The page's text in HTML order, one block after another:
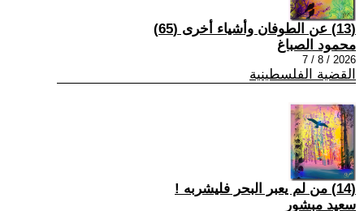
(13) عن الطوفان وأشياء أخرى (65)
محمود الصباغ
2026 / 8 / 7
القضية الفلسطينية
(14) من لم يعبر البحر فليشربه !
سعيد مبشور